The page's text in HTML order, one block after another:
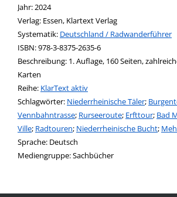
Jahr:2024
Verlag: Essen, Klartext Verlag
opens in new tab
Diesen Link in neuem Tab öffnen
Systematik: Suche nach dieser Systematik
Deutschland / Radwanderführer
Suche nach diesem Interessenskreis
ISBN:978-3-8375-2635-6
Beschreibung: 1. Auflage, 160 Seiten,
Karten
Reihe: KlarText aktiv
Schlagwörter: Niederrheinische Täler;
Vennbahntrasse; Rurseeroute; Erfttour; Bad
Ville; Radtouren; Niederrheinische Bucht;
Suche nach dieser Beteiligten Person
Sprache: Deutsch
Mediengruppe:Sachbücher